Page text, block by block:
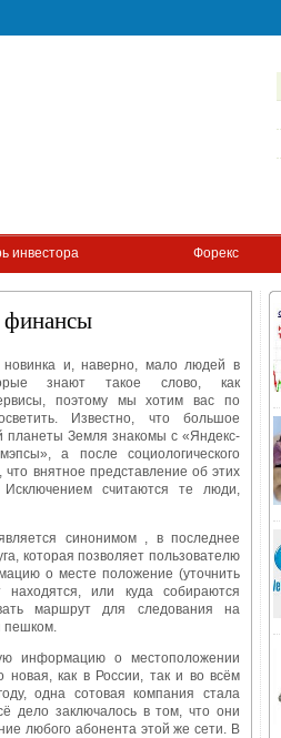
инвестора Форекс
финансы
и, наверно, мало людей в
знают такое слово, как
поэтому мы хотим вас по
Известно, что большое
планеты Земля знакомы с «Яндекс-
а после социологического
что внятное представление об этих
считаются те люди,
синонимом , в последнее
которая позволяет пользователю
о месте положение (уточнить
или куда собираются
маршрут для следования на
пешком.
информацию о местоположении
новая, как в России, так и во всём
одна сотовая компания стала
дело заключалось в том, что они
любого абонента этой же сети. В